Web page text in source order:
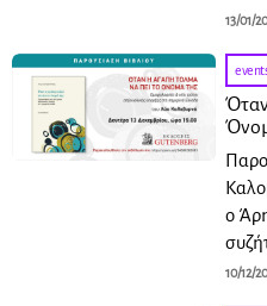
13/01/
ο
10/12/